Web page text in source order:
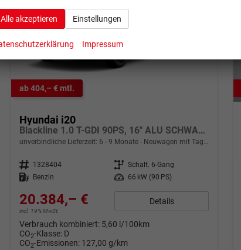
ab 404,– € mtl.
Hyundai i20
Blackline 1.0 T-GDI 90PS, 16" ALU SCHWARZ, SPIEGEL FULL-LED-SCHEINWERFER, NAVI 10,25", Winter-Pack: Sitzheizung + Lenkradheizung, Klimaautomatik, Privacy-Glas, Parksensoren hinten, Rückfahrkamera, Tempomat, Lederlenkrad, Reserverad, Alarm, Armlehne
unverbindliche Lieferzeit: 6 - 9 Monate Neuwagen mit Tageszulassung
Fahrzeugnr. 1328404 Getriebe Schalt. 6-Gang
Kraftstoff
Benzin Leistung 66 kW (90 PS)
20.384,– €
incl. 19% MwSt.
Details
Verbrauch kombiniert: 5,60 l/100km
CO2-Klasse: D
CO2-Emissionen: 127,00 g/km
Alle akzeptieren Einstellungen
Impressum